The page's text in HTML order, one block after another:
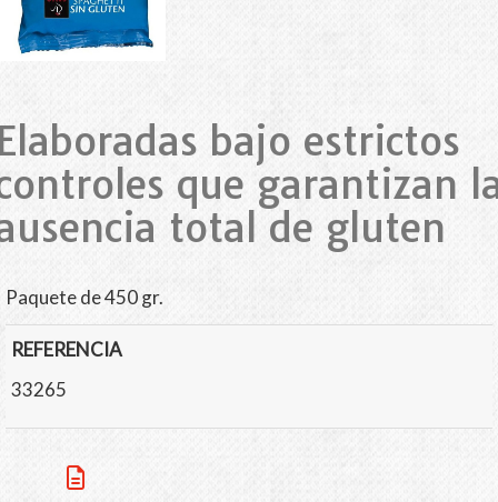
bajo estrictos
que garantizan
total de gluten
Paquete de 450 gr.
REFERENCIA
33265